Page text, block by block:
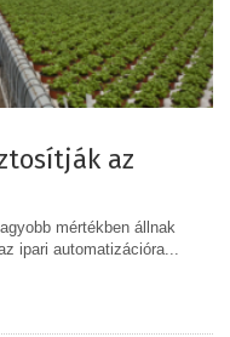
az
mértékben állnak
ipari automatizációra...